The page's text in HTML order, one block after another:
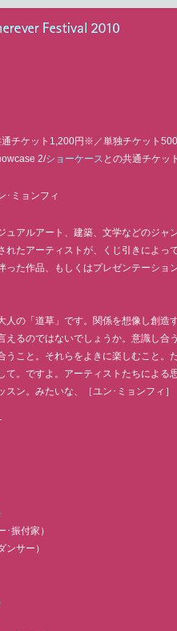
チケット1,200円※／単独チケット
2/ショーケース との共通チケッ
･ミョンフィ
ュアルアート、建築、文学などのジャ
れたアーティストが、くじ引きによっ
った作品、もしくはプレゼンテーショ
人の「道草」です。関係を想像し創造
えるのではないでしょうか。意識し合
うこと。それらをよきに楽しむこと。
て。ですよ。アーティストたちによる
スン。みたいな、［ユン･ミョンフィ］
振付家）
ンサー）